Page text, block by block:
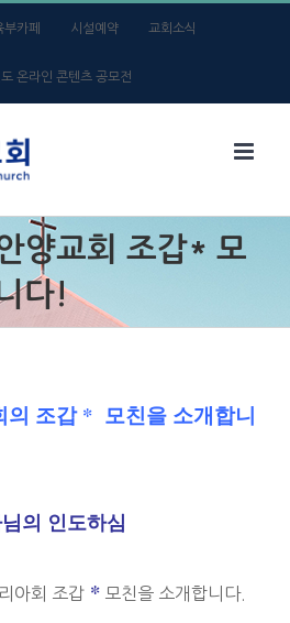
부카페 시설예약 교회소식
온라인 콘텐츠 공모전
양교회 조갑* 모
다!
의 조갑 * 모친을 소개합니
의 인도하심
아회 조갑 * 모친을 소개합니다.